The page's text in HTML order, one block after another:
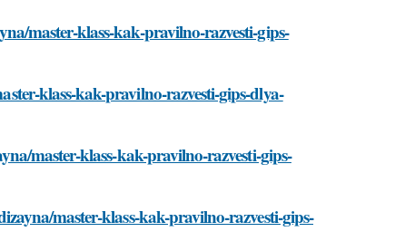
master-klass-kak-pravilno-razvesti-gips-
klass-kak-pravilno-razvesti-gips-dlya-
master-klass-kak-pravilno-razvesti-gips-
master-klass-kak-pravilno-razvesti-gips-